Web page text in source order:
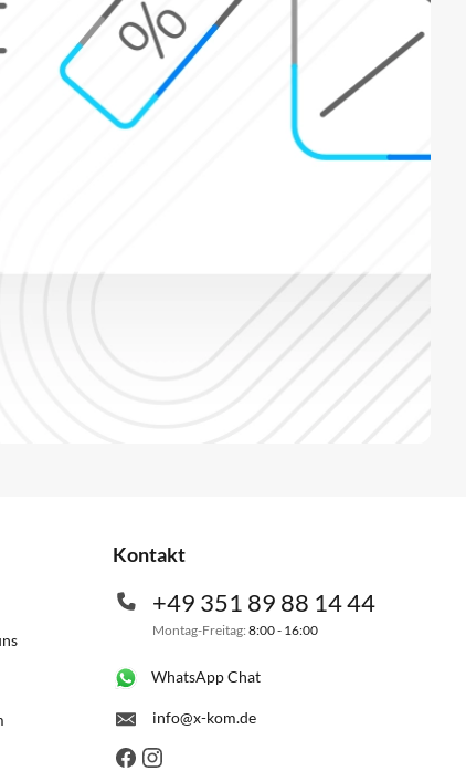
Kontakt
+49 351 89 88 14 44
Montag-Freitag: 8:00 - 16:00
WhatsApp Chat
info@x-kom.de